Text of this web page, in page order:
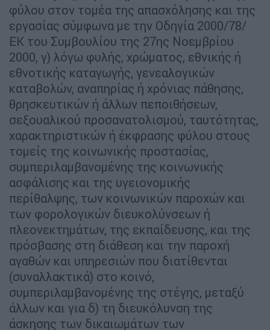
φύλου στον τομέα της απασχόλησης και της
εργασίας σύμφωνα με την Οδηγία 2000/78/
ΕΚ του Συμβουλίου της 27ης Νοεμβρίου
2000, γ) λόγω φυλής, χρώματος, εθνικής ή
εθνοτικής καταγωγής, γενεαλογικών
καταβολών, αναπηρίας ή χρόνιας πάθησης,
θρησκευτικών ή άλλων πεποιθήσεων,
σεξουαλικού προσανατολισμού, ταυτότητας,
χαρακτηριστικών ή έκφρασης φύλου στους
τομείς της κοινωνικής προστασίας,
συμπεριλαμβανομένης της κοινωνικής
ασφάλισης και της υγειονομικής
περίθαλψης, των κοινωνικών παροχών και
των φορολογικών διευκολύνσεων ή
πλεονεκτημάτων, της εκπαίδευσης, και της
πρόσβασης στη διάθεση και την παροχή
αγαθών και υπηρεσιών που διατίθενται
(συναλλακτικά) στο κοινό,
συμπεριλαμβανομένης της στέγης, μεταξύ
άλλων και για δ) τη διευκόλυνση της
άσκησης των δικαιωμάτων των